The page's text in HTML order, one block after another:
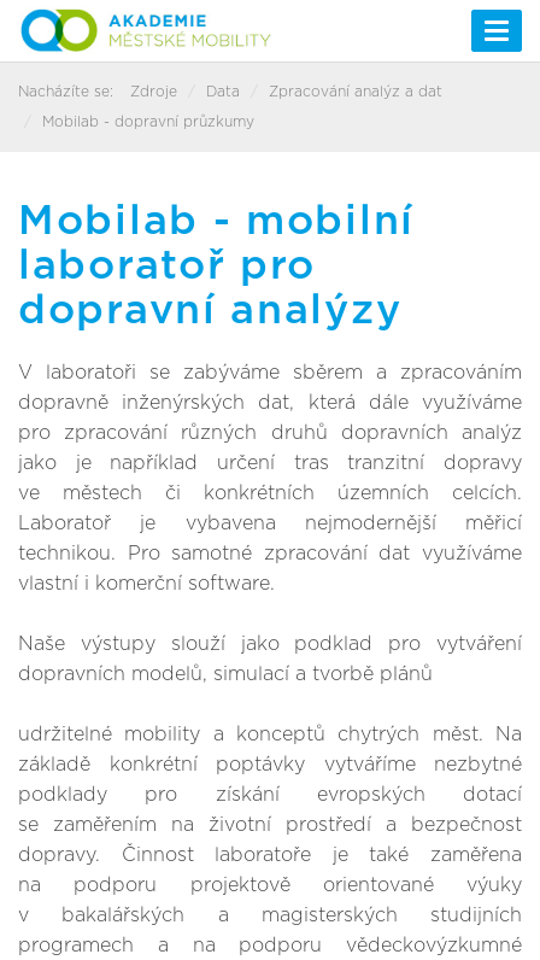
Nacházíte se: Zdroje Data Zpracování analýz a dat
Mobilab - dopravní průzkumy
Mobilab - mobilní
laboratoř pro
dopravní analýzy
V laboratoři se zabýváme sběrem a zpracováním
dopravně inženýrských dat, která dále využíváme
pro zpracování různých druhů dopravních analýz
jako je například určení tras tranzitní dopravy
ve městech či konkrétních územních celcích.
Laboratoř je vybavena nejmodernější měřicí
technikou. Pro samotné zpracování dat využíváme
vlastní i komerční software.
Naše výstupy slouží jako podklad pro vytváření
dopravních modelů, simulací a tvorbě plánů
udržitelné mobility a konceptů chytrých měst. Na
základě konkrétní poptávky vytváříme nezbytné
podklady pro získání evropských dotací
se zaměřením na životní prostředí a bezpečnost
dopravy. Činnost laboratoře je také zaměřena
na podporu projektově orientované výuky
v bakalářských a magisterských studijních
programech a na podporu vědeckovýzkumné